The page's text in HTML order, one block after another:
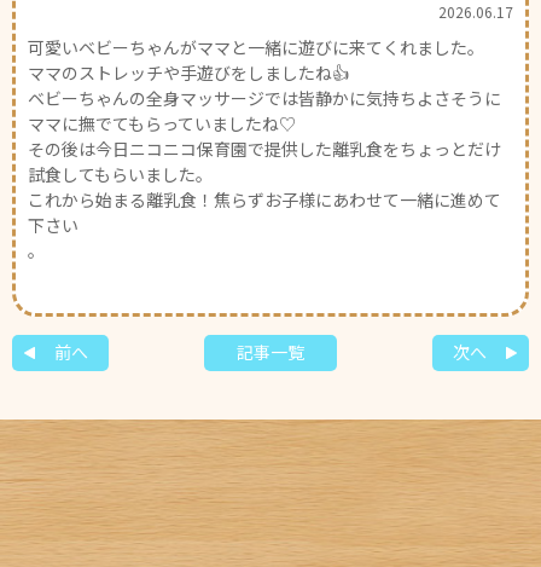
2026.06.17
可愛いベビーちゃんがママと一緒に遊びに来てくれました。
ママのストレッチや手遊びをしましたね👍
ベビーちゃんの全身マッサージでは皆静かに気持ちよさそうに
ママに撫でてもらっていましたね♡
その後は今日ニコニコ保育園で提供した離乳食をちょっとだけ
試食してもらいました。
これから始まる離乳食！焦らずお子様にあわせて一緒に進めて
下さい
。
前へ 次へ
記事一覧